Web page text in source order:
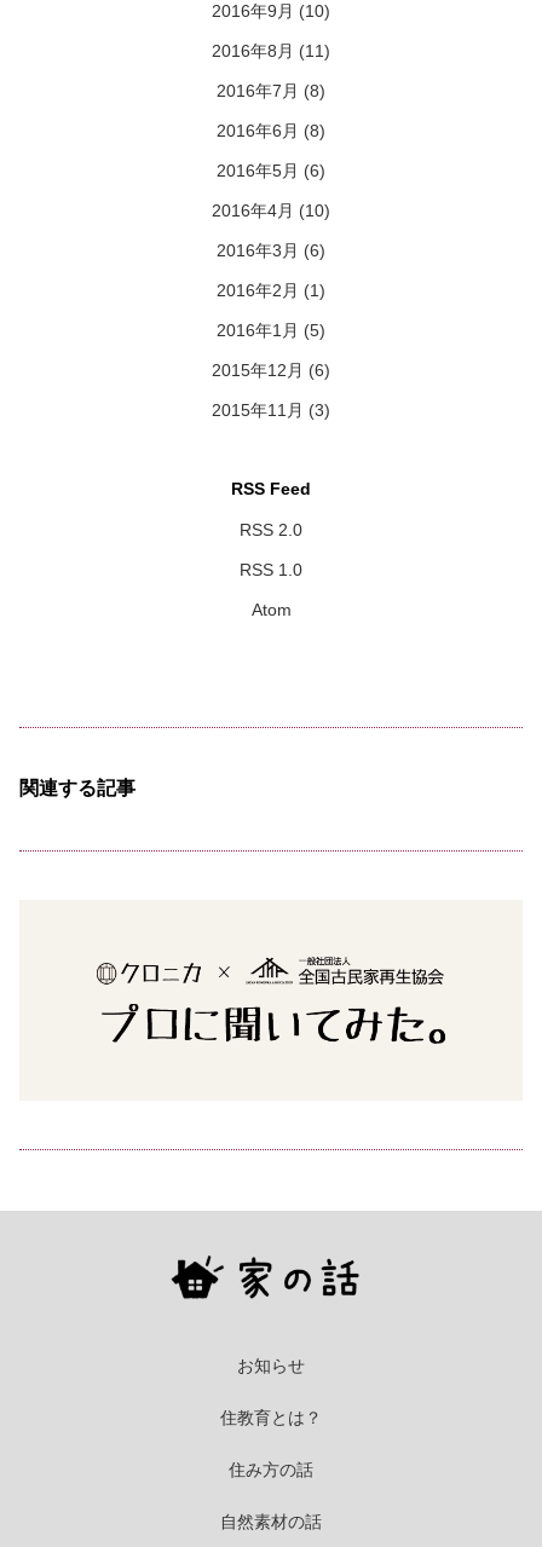
2016年9月 (10)
2016年8月 (11)
2016年7月 (8)
2016年6月 (8)
2016年5月 (6)
2016年4月 (10)
2016年3月 (6)
2016年2月 (1)
2016年1月 (5)
2015年12月 (6)
2015年11月 (3)
RSS Feed
RSS 2.0
RSS 1.0
Atom
関連する記事
お知らせ
住教育とは？
住み方の話
自然素材の話